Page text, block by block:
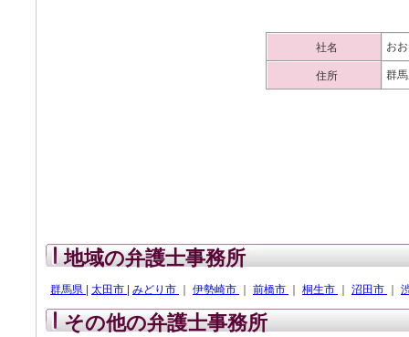
社名 お
住所 群
地域の弁護士事務所
群馬県 太田市 みどり市 伊勢崎市 前橋市 桐生市 沼田市
その他の弁護士事務所